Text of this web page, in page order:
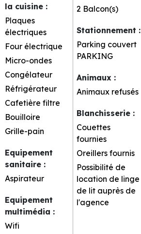
la cuisine :
Plaques
électriques
Four électrique
Micro-ondes
Congélateur
Réfrigérateur
Cafetière filtre
Bouilloire
Grille-pain
Equipement
sanitaire :
Aspirateur
Equipement
multimédia :
Wifi
2 Balcon(s)
Stationnement :
Parking couvert
PARKING
Animaux :
Animaux refusés
Blanchisserie :
Couettes
fournies
Oreillers fournis
Possibilité de
location de linge
de lit auprès de
l'agence